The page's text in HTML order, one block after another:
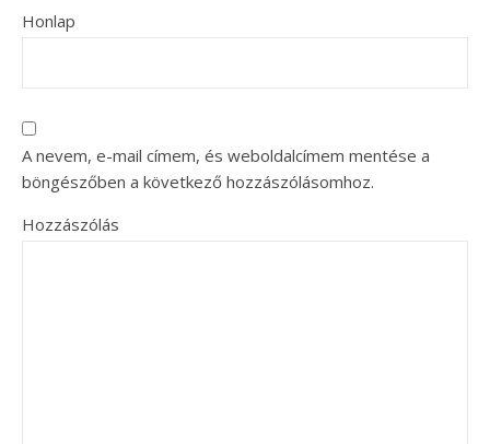
Honlap
A nevem, e-mail címem, és weboldalcímem mentése a
böngészőben a következő hozzászólásomhoz.
Hozzászólás